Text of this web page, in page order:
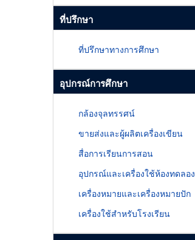
ที่ปรึกษา
ที่ปรึกษาทางการศึกษา
อุปกรณ์การศึกษา
กล้องจุลทรรศน์
ขายส่งและผู้ผลิตเครื่องเขียน
สื่อการเรียนการสอน
อุปกรณ์และเครื่องใช้ห้องทดลอง
เครื่องหมายและเครื่องหมายปัก
เครื่องใช้สำหรับโรงเรียน